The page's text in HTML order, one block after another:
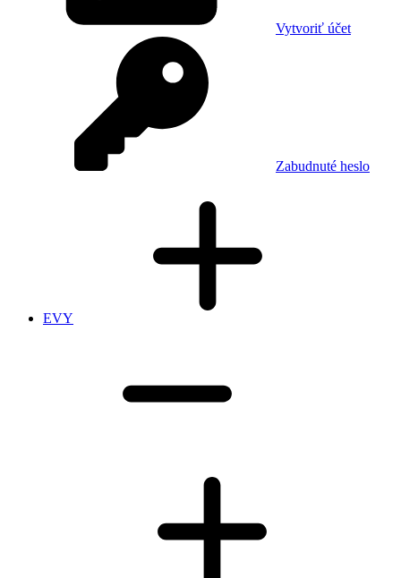
Vytvoriť účet
Zabudnuté heslo
EVY